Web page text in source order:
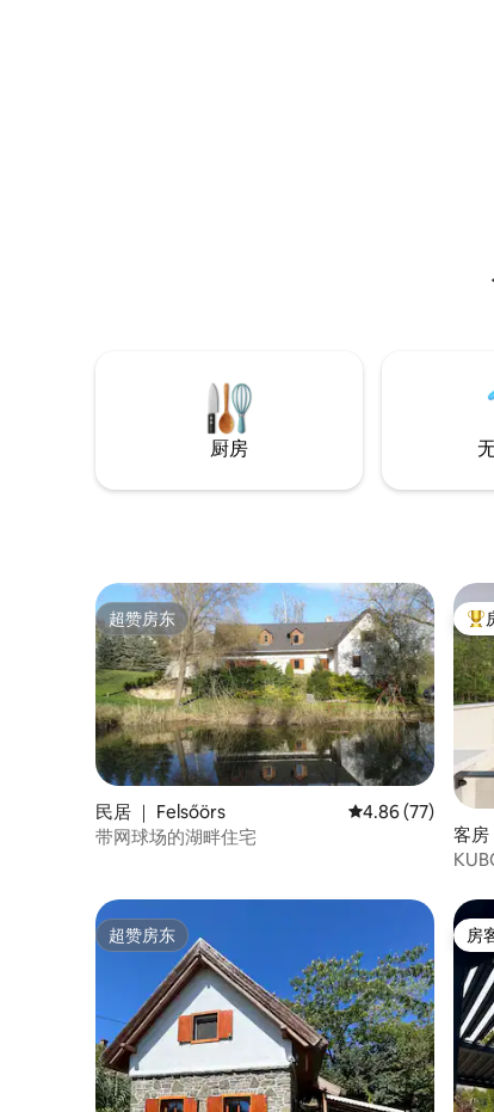
厨房
超赞房东
超赞房东
民居 ｜ Felsőörs 平均评分 4.86 分
4.86 (77)
带网球场的湖畔住宅
热
客
超赞房东
超赞房东 房
房